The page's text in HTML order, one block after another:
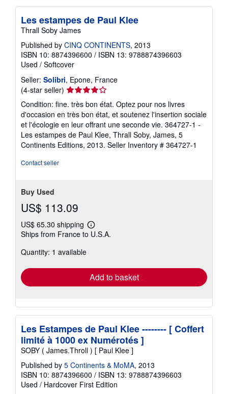
Les estampes de Paul Klee
Thrall Soby James
Published by CINQ CONTINENTS, 2013
ISBN 10: 8874396600 / ISBN 13: 9788874396603
Used / Softcover
Seller: Solibri, Epone, France
(4-star seller) Seller
rating
4
out
of
5
stars
Condition: fine. très bon état. Optez pour nos livres
d'occasion en très bon état, et soutenez l'insertion sociale
et l'écologie en leur offrant une seconde vie. 364727-1 -
Les estampes de Paul Klee, Thrall Soby, James, 5
Continents Editions, 2013. Seller Inventory # 364727-1
Contact seller
Buy Used
US$ 113.09
US$ 65.30 shipping
Learn
more
Ships from France to U.S.A.
Quantity: 1 available
Add to basket
Les Estampes de Paul Klee -------- [ Coffert
limité à 1000 ex Numérotés ]
SOBY ( James.Throll ) [ Paul Klee ]
Published by 5 Continents & MoMA, 2013
ISBN 10: 8874396600 / ISBN 13: 9788874396603
Used / Hardcover First Edition